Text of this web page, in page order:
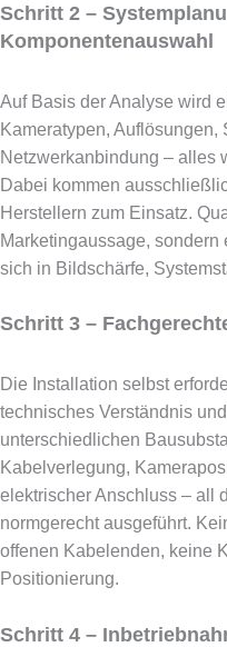
Schritt 2 –
Komponentenauswahl
Auf Basis der Analyse wird
Kameratypen,
Netzwerkanbindung – alles
Dabei kommen
Herstellern zum Einsatz.
Marketingaussage,
sich in Bildschärfe,
Schritt 3 –
Die Installation selbst
technisches Verständnis
unterschiedlichen
Kabelverlegung,
elektrischer Anschluss – all
normgerecht ausgeführt.
offenen Kabelenden, keine
Positionierung.
Schritt 4 –